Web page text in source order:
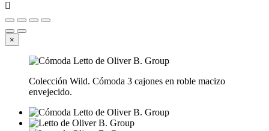

×
Colección Wild. Cómoda 3 cajones en roble macizo
envejecido.